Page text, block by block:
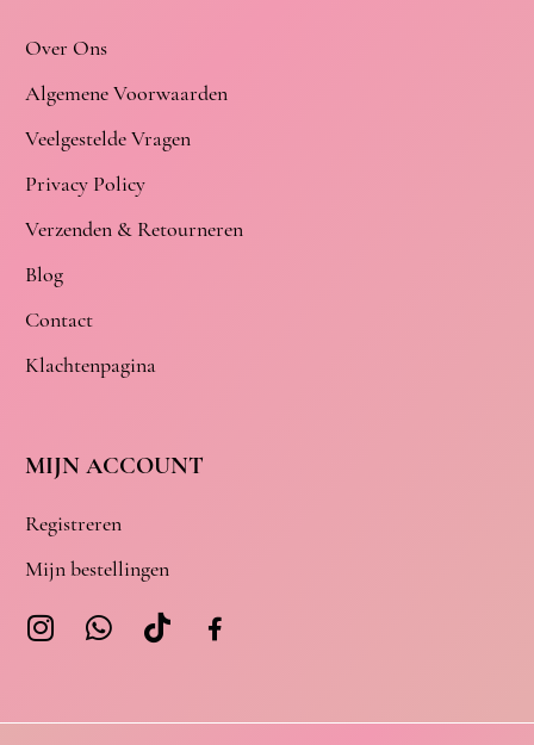
Over Ons
Algemene Voorwaarden
Veelgestelde Vragen
Privacy Policy
Verzenden & Retourneren
Blog
Contact
Klachtenpagina
MIJN ACCOUNT
Registreren
Mijn bestellingen